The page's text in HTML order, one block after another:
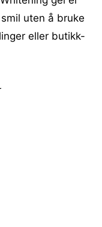
uten å bruke
eller butikk-